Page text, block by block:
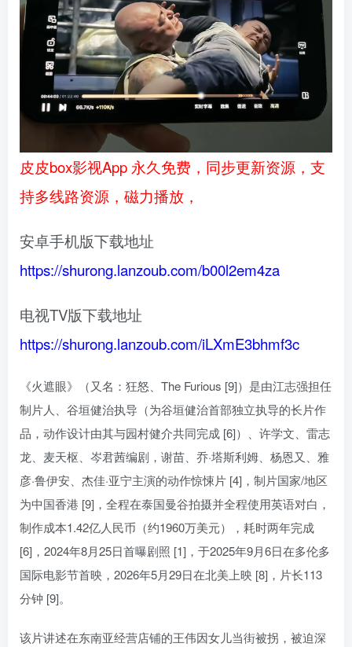
皮皮box影视App 永久免费，同步更新资源，支
持多线路资源，磁力播放，
安卓手机版下载地址
https://shurong.lanzoub.com/b00l2em4za
电视TV版下载地址
https://shurong.lanzoub.com/iLXmE3bhmf3c
《火遮眼》（又名：狂怒、The Furious [9]）是由江志强担任
制片人、谷垣健治执导（为谷垣健治首部独立执导的长片作
品，动作设计由其与园村健介共同完成 [6]）、许学文、雷志
龙、麦天枢、岑君茜编剧，谢苗、乔·塔斯利姆、杨恩又、雅
彦·鲁伊安、杰佳·亚宁主演的动作惊悚片 [4]，制片国家/地区
为中国香港 [9]，全程在泰国曼谷拍摄并全程使用英语对白，
制作成本1.42亿人民币（约1960万美元），耗时两年完成
[6]，2024年8月25日首曝剧照 [1]，于2025年9月6日在多伦多
国际电影节首映，2026年5月29日在北美上映 [8]，片长113
分钟 [9]。
该片讲述在东南亚经营店铺的王伟因女儿当街被拐，被迫深